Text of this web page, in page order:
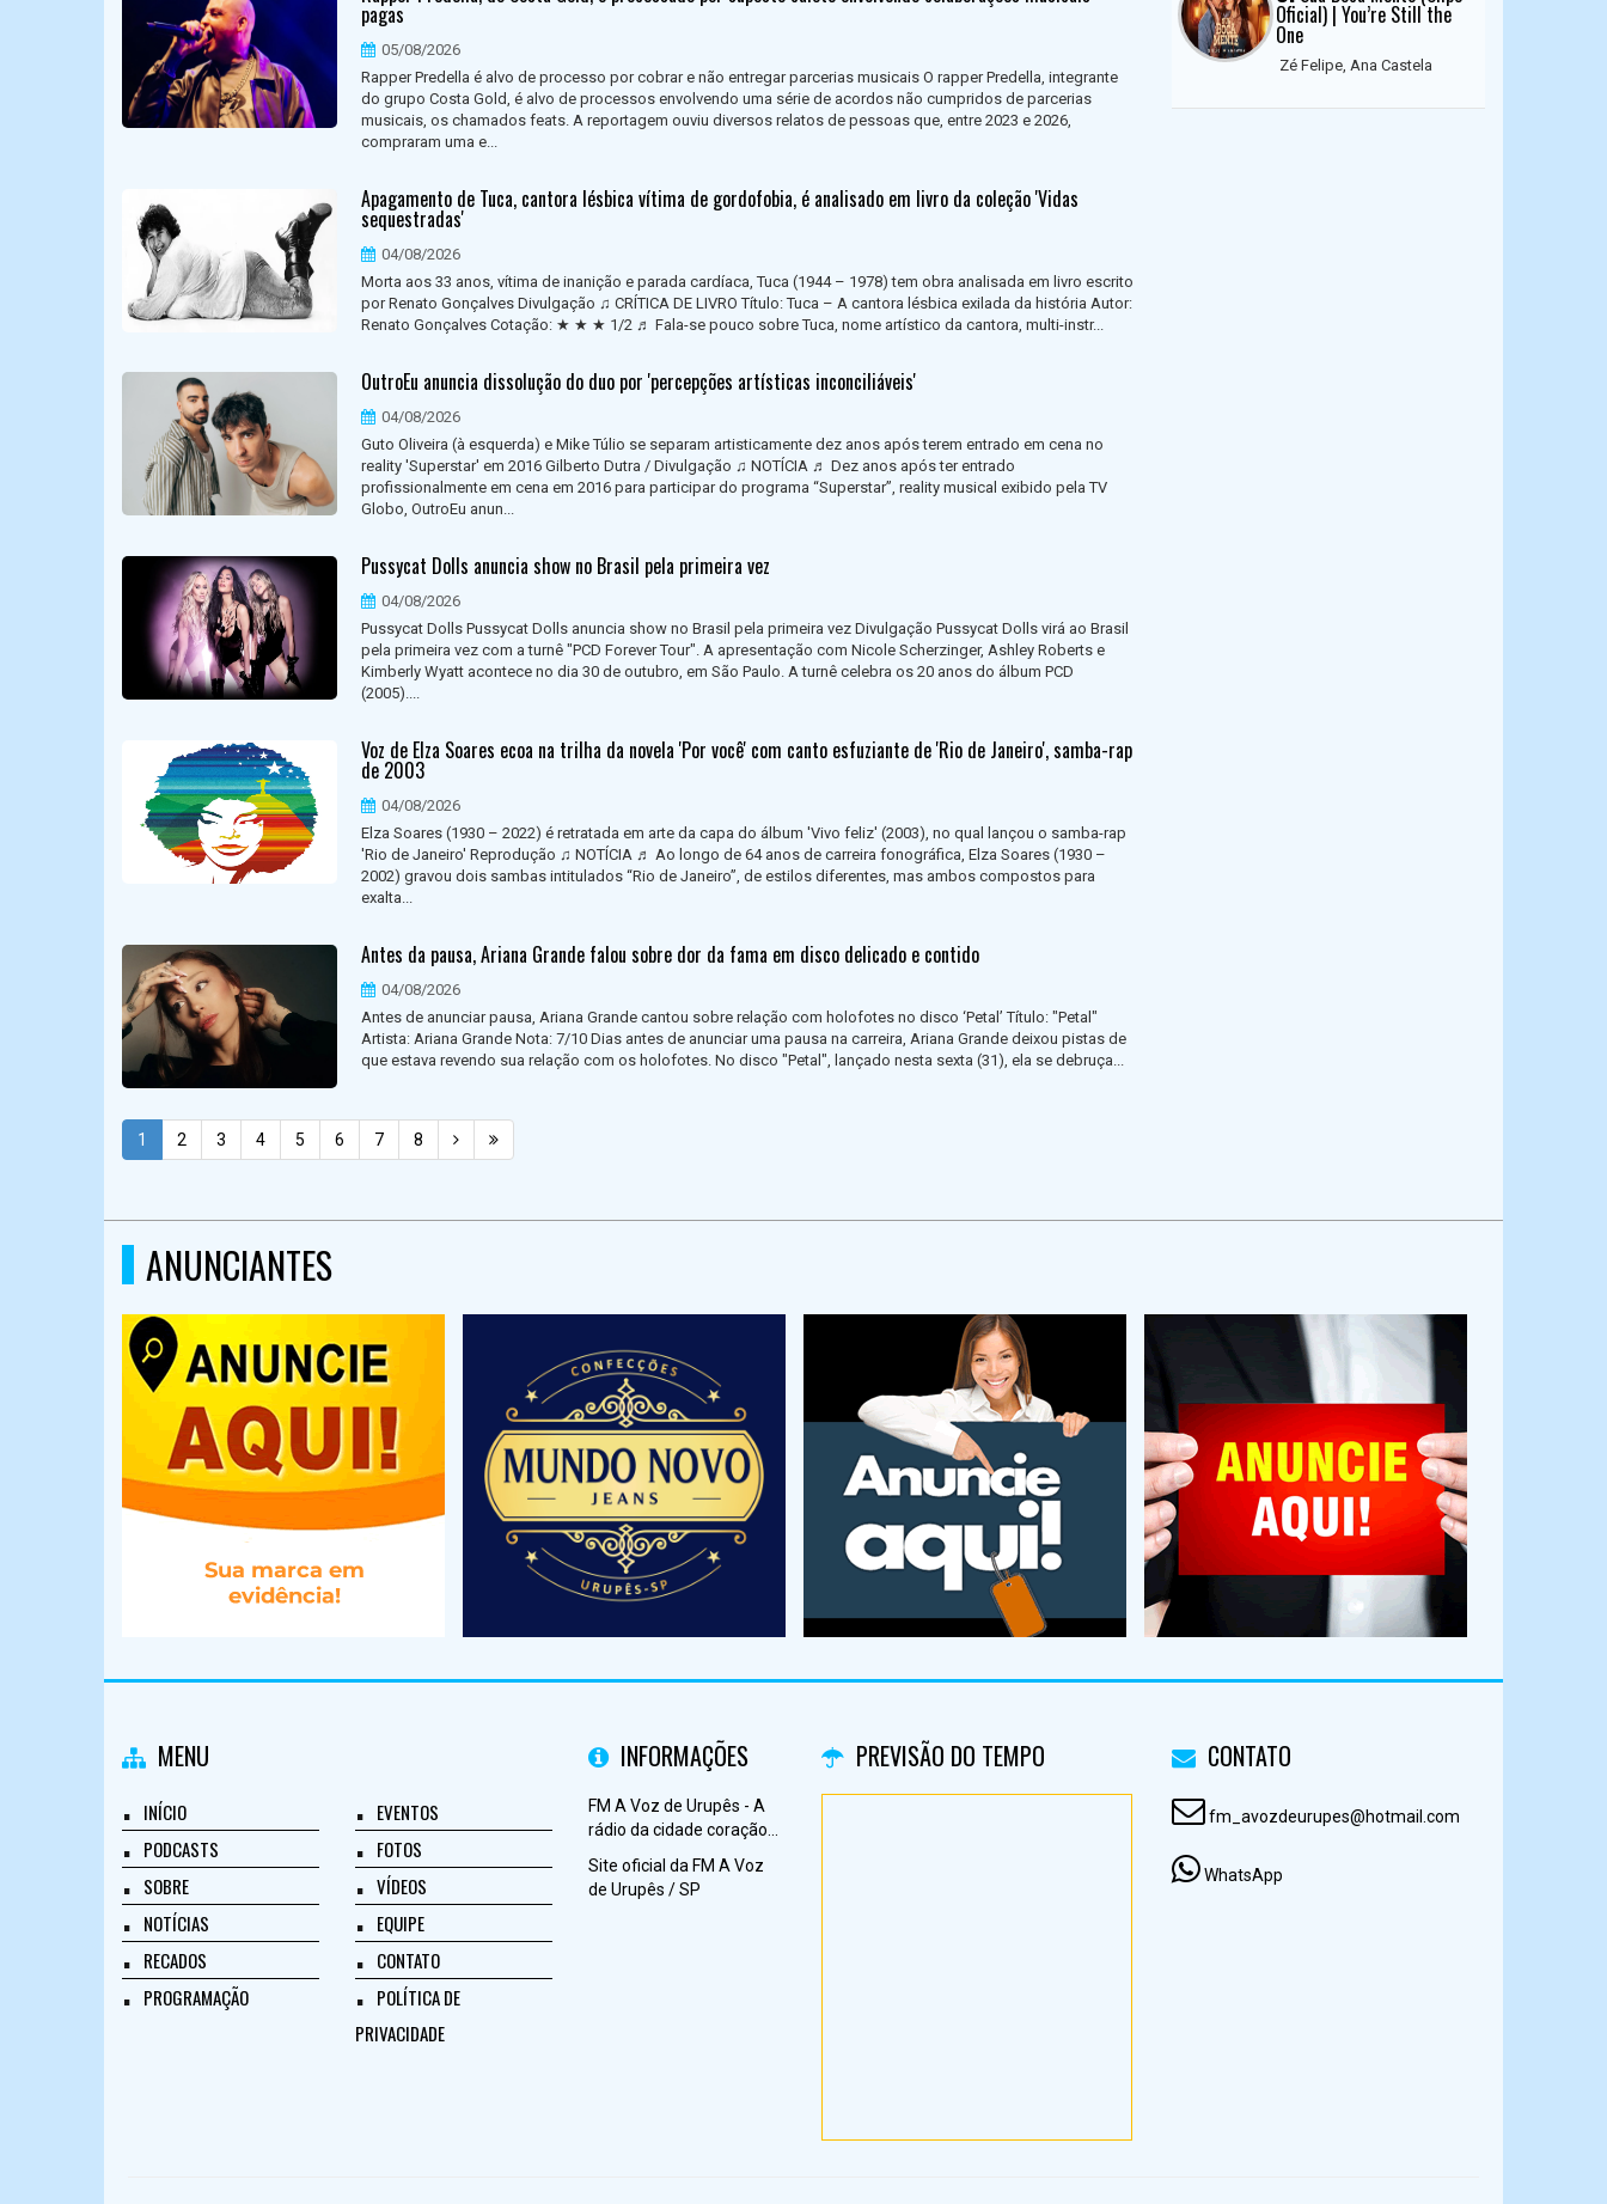
pagas
05/08/2026
Rapper Predella é alvo de processo por cobrar e não entregar parcerias musicais O rapper Predella, integrante
do grupo Costa Gold, é alvo de processos envolvendo uma série de acordos não cumpridos de parcerias
musicais, os chamados feats. A reportagem ouviu diversos relatos de pessoas que, entre 2023 e 2026,
compraram uma e...
Apagamento de Tuca, cantora lésbica vítima de gordofobia, é analisado em livro da coleção 'Vidas
sequestradas'
04/08/2026
Morta aos 33 anos, vítima de inanição e parada cardíaca, Tuca (1944 – 1978) tem obra analisada em livro escrito
por Renato Gonçalves Divulgação ♫ CRÍTICA DE LIVRO Título: Tuca – A cantora lésbica exilada da história Autor:
Renato Gonçalves Cotação: ★ ★ ★ 1/2 ♬ Fala-se pouco sobre Tuca, nome artístico da cantora, multi-instr...
OutroEu anuncia dissolução do duo por 'percepções artísticas inconciliáveis'
04/08/2026
Guto Oliveira (à esquerda) e Mike Túlio se separam artisticamente dez anos após terem entrado em cena no
reality 'Superstar' em 2016 Gilberto Dutra / Divulgação ♫ NOTÍCIA ♬ Dez anos após ter entrado
profissionalmente em cena em 2016 para participar do programa “Superstar”, reality musical exibido pela TV
Globo, OutroEu anun...
Pussycat Dolls anuncia show no Brasil pela primeira vez
04/08/2026
Pussycat Dolls Pussycat Dolls anuncia show no Brasil pela primeira vez Divulgação Pussycat Dolls virá ao Brasil
pela primeira vez com a turnê "PCD Forever Tour". A apresentação com Nicole Scherzinger, Ashley Roberts e
Kimberly Wyatt acontece no dia 30 de outubro, em São Paulo. A turnê celebra os 20 anos do álbum PCD
(2005)....
Voz de Elza Soares ecoa na trilha da novela 'Por você' com canto esfuziante de 'Rio de Janeiro', samba-rap
de 2003
04/08/2026
Elza Soares (1930 – 2022) é retratada em arte da capa do álbum 'Vivo feliz' (2003), no qual lançou o samba-rap
'Rio de Janeiro' Reprodução ♫ NOTÍCIA ♬ Ao longo de 64 anos de carreira fonográfica, Elza Soares (1930 –
2002) gravou dois sambas intitulados “Rio de Janeiro”, de estilos diferentes, mas ambos compostos para
exalta...
Antes da pausa, Ariana Grande falou sobre dor da fama em disco delicado e contido
04/08/2026
Antes de anunciar pausa, Ariana Grande cantou sobre relação com holofotes no disco ‘Petal’ Título: "Petal"
Artista: Ariana Grande Nota: 7/10 Dias antes de anunciar uma pausa na carreira, Ariana Grande deixou pistas de
que estava revendo sua relação com os holofotes. No disco "Petal", lançado nesta sexta (31), ela se debruça...
1 2 3 4 5 6 7 8
Oficial) | You’re Still the
One
Zé Felipe, Ana Castela
ANUNCIANTES
MENU
INÍCIO
PODCASTS
SOBRE
NOTÍCIAS
RECADOS
PROGRAMAÇÃO
EVENTOS
FOTOS
VÍDEOS
EQUIPE
CONTATO
POLÍTICA DE
PRIVACIDADE
INFORMAÇÕES
FM A Voz de Urupês - A
rádio da cidade coração...
Site oficial da FM A Voz
de Urupês / SP
PREVISÃO DO TEMPO CONTATO
fm_avozdeurupes@hotmail.com
WhatsApp